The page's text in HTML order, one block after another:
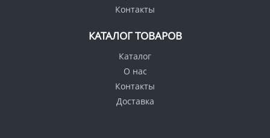
Контакты
КАТАЛОГ ТОВАРОВ
Каталог
О нас
Контакты
Доставка